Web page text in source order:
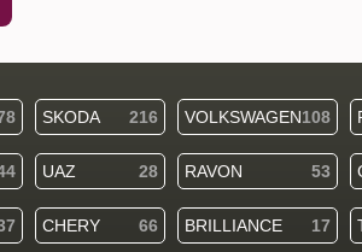
SKODA 216 VOLKSWAGEN108
UAZ 28 RAVON 53
CHERY 66 BRILLIANCE 17